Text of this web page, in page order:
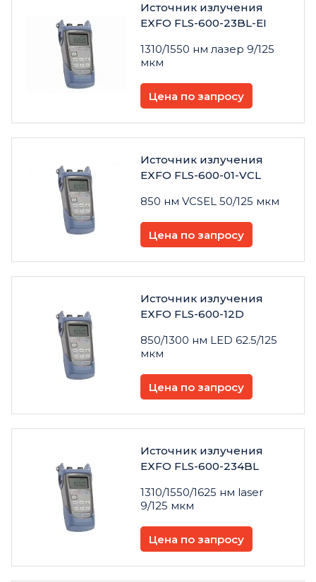
Источник излучения
EXFO FLS-600-23BL-EI
1310/1550 нм лазер 9/125
мкм
Цена по запросу
Источник излучения
EXFO FLS-600-01-VCL
850 нм VCSEL 50/125 мкм
Цена по запросу
Источник излучения
EXFO FLS-600-12D
850/1300 нм LED 62.5/125
мкм
Цена по запросу
Источник излучения
EXFO FLS-600-234BL
1310/1550/1625 нм laser
9/125 мкм
Цена по запросу